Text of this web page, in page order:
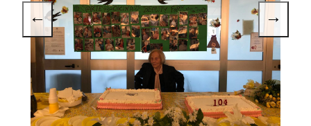
← →